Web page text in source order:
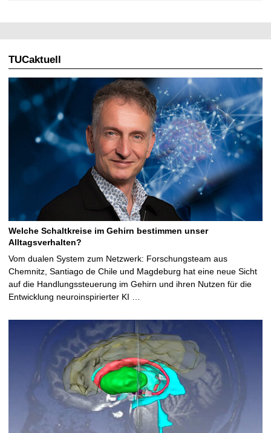
TUCaktuell
Welche Schaltkreise im Gehirn bestimmen unser
Alltagsverhalten?
Vom dualen System zum Netzwerk: Forschungsteam aus
Chemnitz, Santiago de Chile und Magdeburg hat eine neue Sicht
auf die Handlungssteuerung im Gehirn und ihren Nutzen für die
Entwicklung neuroinspirierter KI …